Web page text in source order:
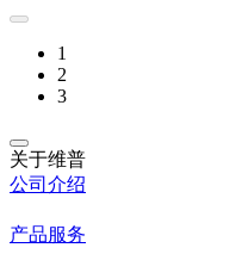
1
2
3
关于维普
公司介绍
产品服务